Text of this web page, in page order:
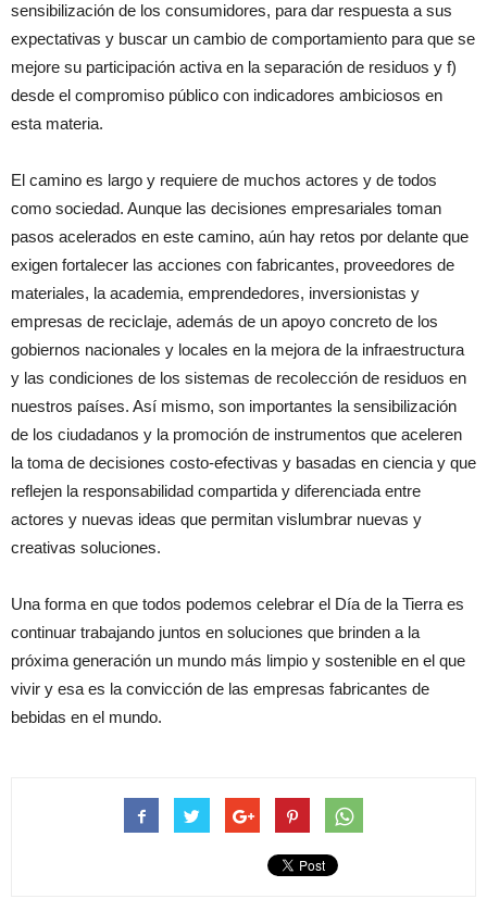
sensibilización de los consumidores, para dar respuesta a sus
expectativas y buscar un cambio de comportamiento para que se
mejore su participación activa en la separación de residuos y f)
desde el compromiso público con indicadores ambiciosos en
esta materia.
El camino es largo y requiere de muchos actores y de todos
como sociedad. Aunque las decisiones empresariales toman
pasos acelerados en este camino, aún hay retos por delante que
exigen fortalecer las acciones con fabricantes, proveedores de
materiales, la academia, emprendedores, inversionistas y
empresas de reciclaje, además de un apoyo concreto de los
gobiernos nacionales y locales en la mejora de la infraestructura
y las condiciones de los sistemas de recolección de residuos en
nuestros países. Así mismo, son importantes la sensibilización
de los ciudadanos y la promoción de instrumentos que aceleren
la toma de decisiones costo-efectivas y basadas en ciencia y que
reflejen la responsabilidad compartida y diferenciada entre
actores y nuevas ideas que permitan vislumbrar nuevas y
creativas soluciones.
Una forma en que todos podemos celebrar el Día de la Tierra es
continuar trabajando juntos en soluciones que brinden a la
próxima generación un mundo más limpio y sostenible en el que
vivir y esa es la convicción de las empresas fabricantes de
bebidas en el mundo.